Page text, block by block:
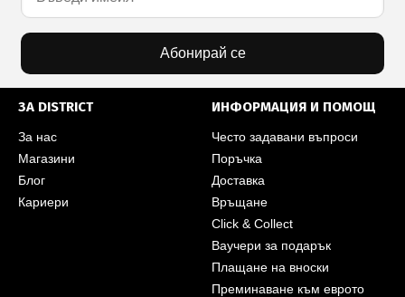
Абонирай се
ЗА DISTRICT
За нас
Магазини
Блог
Кариери
ИНФОРМАЦИЯ И ПОМОЩ
Често задавани въпроси
Поръчка
Доставка
Връщане
Click & Collect
Ваучери за подарък
Плащане на вноски
Преминаване към еврото